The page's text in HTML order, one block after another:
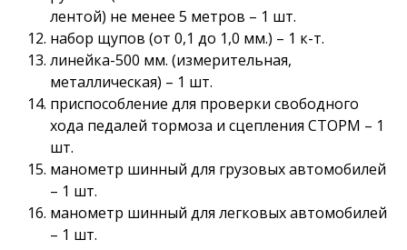
лентой) не менее 5 метров – 1 шт.
набор щупов (от 0,1 до 1,0 мм.) – 1 к-т.
линейка-500 мм. (измерительная,
металлическая) – 1 шт.
приспособление для проверки свободного
хода педалей тормоза и сцепления СТОРМ – 1
шт.
манометр шинный для грузовых автомобилей
– 1 шт.
манометр шинный для легковых автомобилей
– 1 шт.